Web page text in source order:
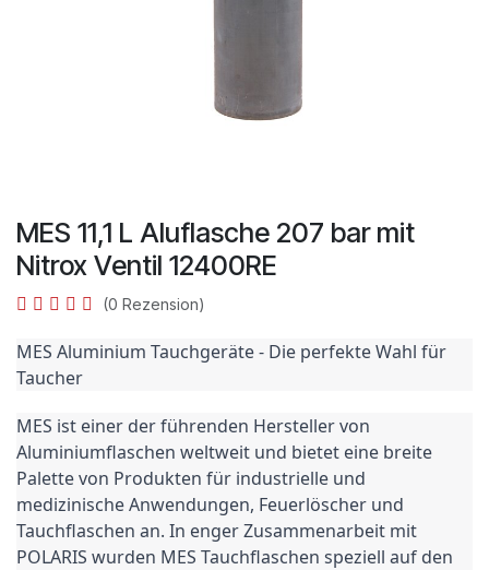
MES 11,1 L Aluflasche 207 bar mit
Nitrox Ventil 12400RE
(0 Rezension)
MES Aluminium Tauchgeräte - Die perfekte Wahl für
Taucher
MES ist einer der führenden Hersteller von
Aluminiumflaschen weltweit und bietet eine breite
Palette von Produkten für industrielle und
medizinische Anwendungen, Feuerlöscher und
Tauchflaschen an. In enger Zusammenarbeit mit
POLARIS wurden MES Tauchflaschen speziell auf den